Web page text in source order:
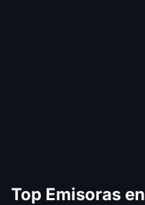
Top Emisoras